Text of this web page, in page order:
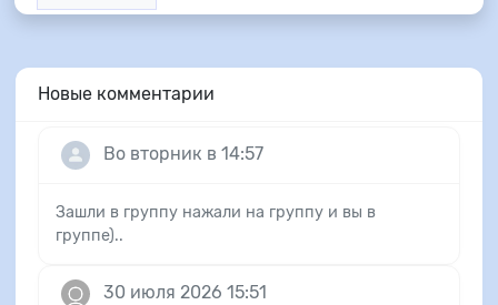
Новые комментарии
Во вторник в 14:57
Зашли в группу нажали на группу и вы в
группе)..
30 июля 2026 15:51